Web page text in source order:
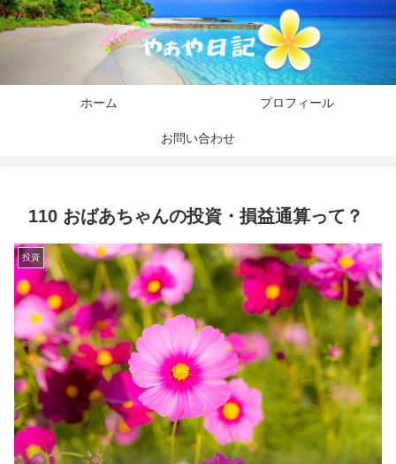
ホーム プロフィール
お問い合わせ
110 おばあちゃんの投資・損益通算って？
投資